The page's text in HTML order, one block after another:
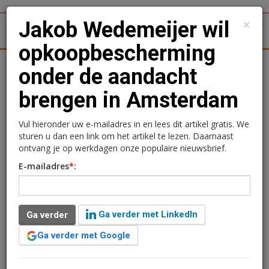
Woningmarkt Kantoren Retail
Jakob Wedemeijer wil
opkoopbescherming
onder de aandacht
brengen in Amsterdam
Redactie
27 augustus 2021 om 09:52
5 jaar geleden aangepast
1 minuut leestijd
Hij is nog niet aangesteld als wethouder en zal
×
Jakob Wedemeijer wil
opkoopbescherming
onder de aandacht
brengen in Amsterdam
Vul hieronder uw e-mailadres in en lees dit artikel gratis. We
sturen u dan een link om het artikel te lezen. Daarnaast
ontvang je op werkdagen onze populaire nieuwsbrief.
E-mailadres*:
Ga verder
Ga verder met LinkedIn
Ga verder met Google